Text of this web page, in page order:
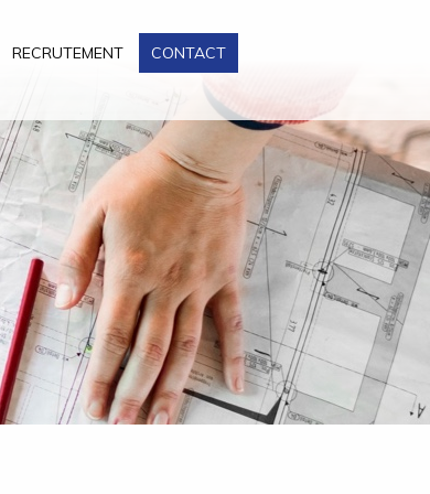
RECRUTEMENT CONTACT